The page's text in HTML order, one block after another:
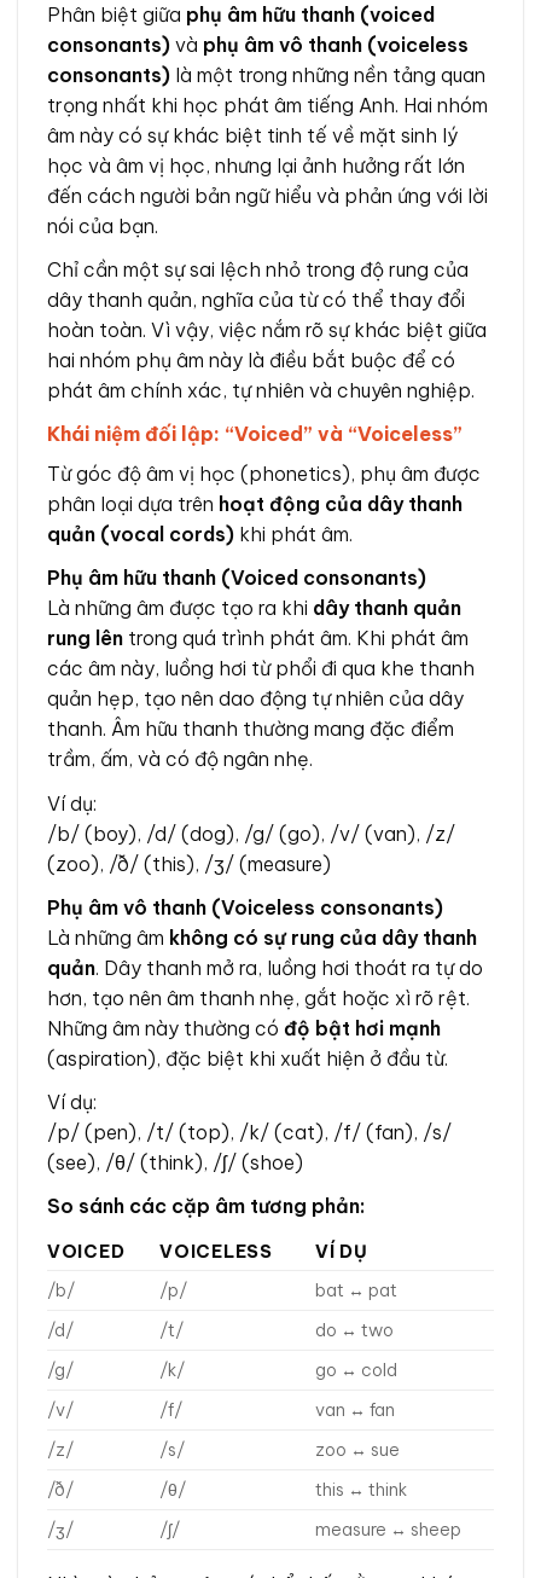
Phân biệt giữa phụ âm hữu thanh (voiced
consonants) và phụ âm vô thanh (voiceless
consonants) là một trong những nền tảng quan
trọng nhất khi học phát âm tiếng Anh. Hai nhóm
âm này có sự khác biệt tinh tế về mặt sinh lý
học và âm vị học, nhưng lại ảnh hưởng rất lớn
đến cách người bản ngữ hiểu và phản ứng với lời
nói của bạn.
Chỉ cần một sự sai lệch nhỏ trong độ rung của
dây thanh quản, nghĩa của từ có thể thay đổi
hoàn toàn. Vì vậy, việc nắm rõ sự khác biệt giữa
hai nhóm phụ âm này là điều bắt buộc để có
phát âm chính xác, tự nhiên và chuyên nghiệp.
Khái niệm đối lập: “Voiced” và “Voiceless”
Từ góc độ âm vị học (phonetics), phụ âm được
phân loại dựa trên hoạt động của dây thanh
quản (vocal cords) khi phát âm.
Phụ âm hữu thanh (Voiced consonants)
Là những âm được tạo ra khi dây thanh quản
rung lên trong quá trình phát âm. Khi phát âm
các âm này, luồng hơi từ phổi đi qua khe thanh
quản hẹp, tạo nên dao động tự nhiên của dây
thanh. Âm hữu thanh thường mang đặc điểm
trầm, ấm, và có độ ngân nhẹ.
Ví dụ:
/b/ (boy), /d/ (dog), /g/ (go), /v/ (van), /z/
(zoo), /ð/ (this), /ʒ/ (measure)
Phụ âm vô thanh (Voiceless consonants)
Là những âm không có sự rung của dây thanh
quản. Dây thanh mở ra, luồng hơi thoát ra tự do
hơn, tạo nên âm thanh nhẹ, gắt hoặc xì rõ rệt.
Những âm này thường có độ bật hơi mạnh
(aspiration), đặc biệt khi xuất hiện ở đầu từ.
Ví dụ:
/p/ (pen), /t/ (top), /k/ (cat), /f/ (fan), /s/
(see), /θ/ (think), /ʃ/ (shoe)
So sánh các cặp âm tương phản:
VOICED VOICELESS
VÍ DỤ
/b/
/p/
bat ↔ pat
/d/
/t/
do ↔ two
/g/
/k/
go ↔ cold
/v/
/f/
van ↔ fan
/z/
/s/
zoo ↔ sue
/ð/
/θ/
this ↔ think
/ʒ/
/ʃ/ measure ↔ sheep